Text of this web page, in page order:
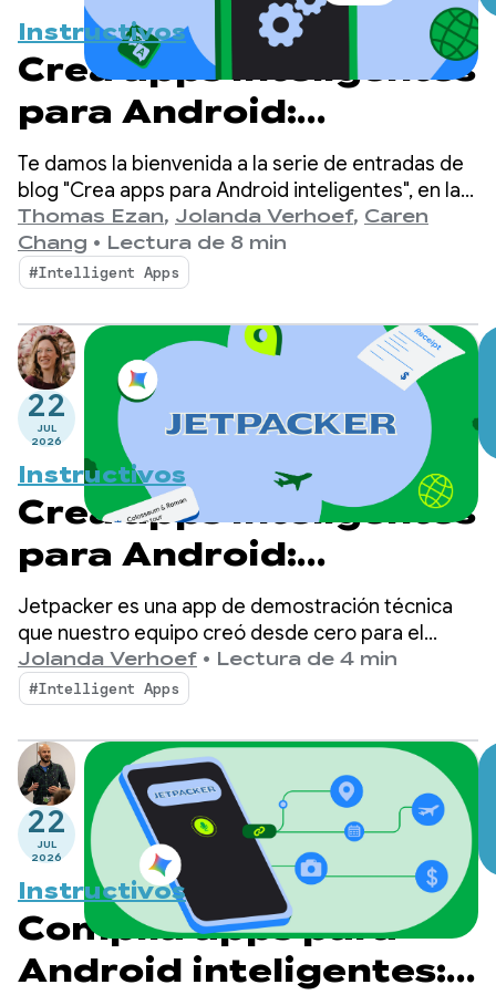
Instructivos
Crea apps inteligentes
para Android:
inferencia híbrida y en
la nube
Te damos la bienvenida a la serie de entradas de
blog "Crea apps para Android inteligentes", en la
que tomamos una app para Android básica y la
transformamos en una experiencia personalizada,
inteligente y basada en agentes.
Thomas Ezan, Jolanda Verhoef, Caren
Chang • Lectura de 8 min
#Intelligent Apps
22
JUL
2026
Instructivos
Crea apps inteligentes
para Android:
Introducción a
Jetpacker
Jetpacker es una app de demostración técnica
que nuestro equipo creó desde cero para el
Google I/O de este año (se compiló con
Antigravity). En esencia, Jetpacker ayuda a los
usuarios a planificar, explorar y disfrutar su
próxima gran aventura.
Jolanda Verhoef • Lectura de 4 min
#Intelligent Apps
22
JUL
2026
Instructivos
Compila apps para
Android inteligentes: